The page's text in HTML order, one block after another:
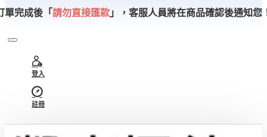
單完成後「請勿直接匯款 」， 客服人員將在商品確認後通知您
登入
註冊